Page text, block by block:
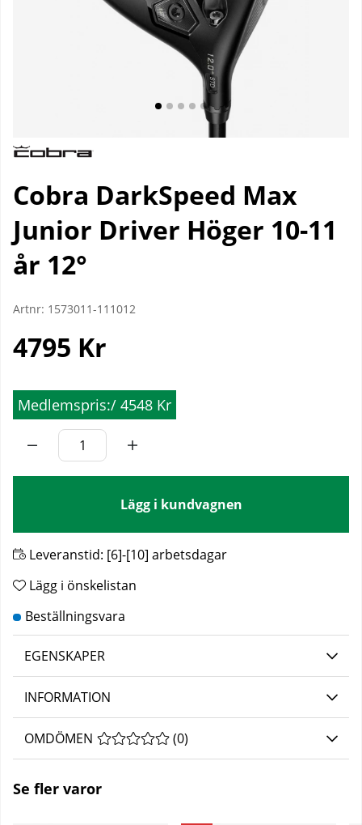
Cobra DarkSpeed Max
Junior Driver Höger 10-11
år 12°
Artnr: 1573011-111012
4795 Kr
Medlemspris:/ 4548 Kr
Lägg i kundvagnen
Leveranstid: [6]-[10] arbetsdagar
Lägg i önskelistan
EGENSKAPER
INFORMATION
OMDÖMEN MEDELBETYG 0 AV 5 ANTAL BETYG 0
(0)
Se fler varor